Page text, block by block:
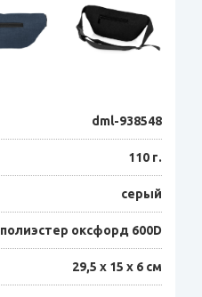
dml-938548
110 г.
серый
полиэстер оксфорд 600D
29,5 х 15 х 6 см